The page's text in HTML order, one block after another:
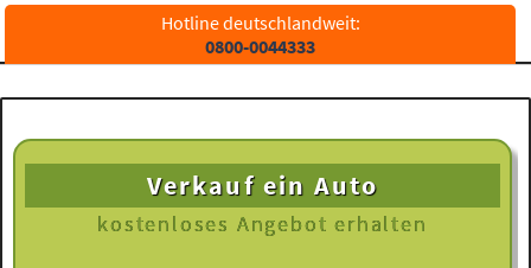
Hotline deutschlandweit:
0800-0044333
Verkauf ein Auto
kostenloses Angebot erhalten